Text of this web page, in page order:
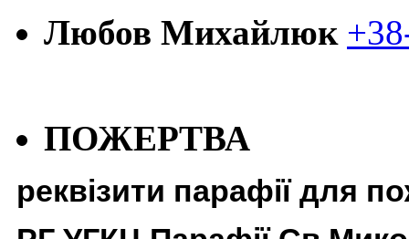
Любов Михайлюк
ПОЖЕРТВА
реквізити парафії для